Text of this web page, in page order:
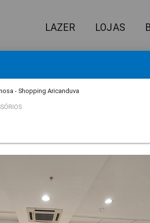
LAZER LOJAS
ESTÁ
- Shopping Aricanduva